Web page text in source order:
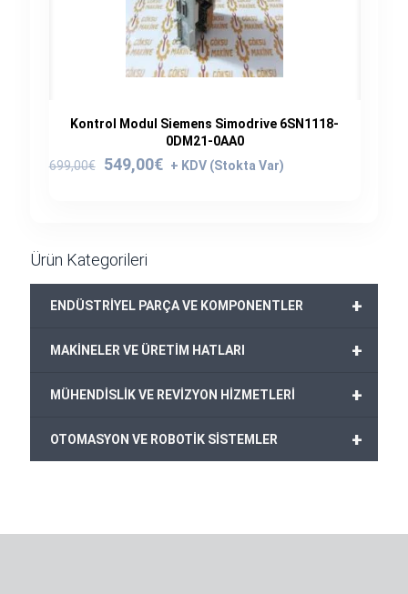
Kontrol Modul Siemens Simodrive 6SN1118-
0DM21-0AA0
699,00€
Orijinal
549,00€
Şu
Ürün Kategorileri
+
ENDÜSTRİYEL PARÇA VE KOMPONENTLER
+
MAKİNELER VE ÜRETİM HATLARI
+
MÜHENDİSLİK VE REVİZYON HİZMETLERİ
+
OTOMASYON VE ROBOTİK SİSTEMLER